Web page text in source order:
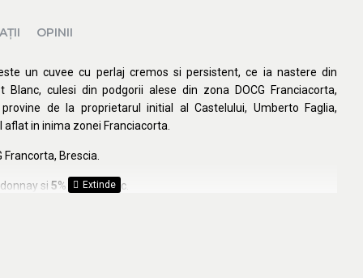
OPINII
un cuvee cu perlaj cremos si persistent, ce ia nastere din
Blanc, culesi din podgorii alese din zona DOCG Franciacorta,
de la proprietarul initial al Castelului, Umberto Faglia,
in inima zonei Franciacorta.
Francorta, Brescia.
si 5% Pinot Blanc.
Gust – complex, cu nuante intense de migdale si mirodenii usor